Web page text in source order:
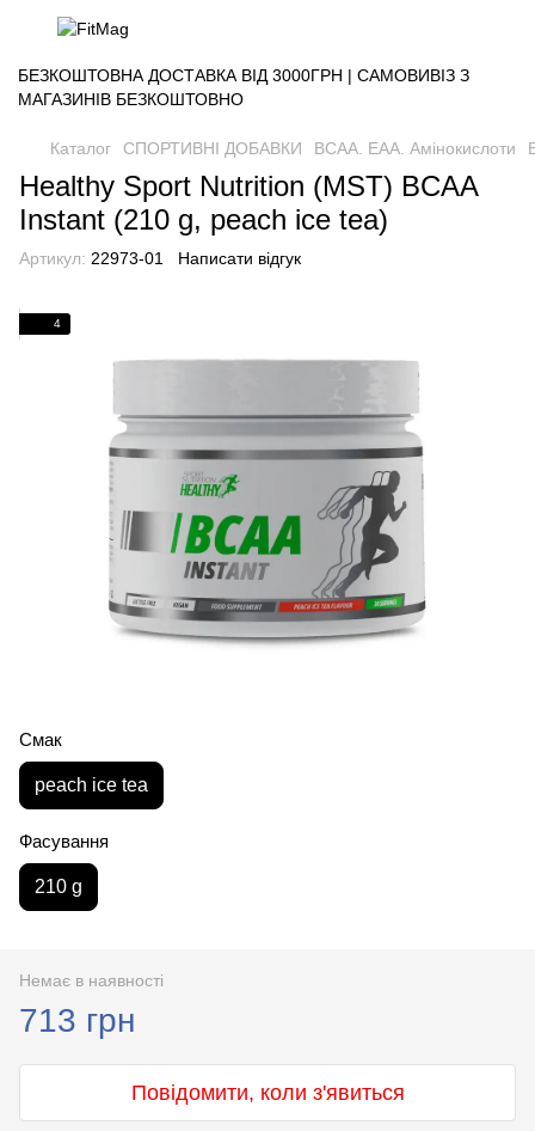
БЕЗКОШТОВНА ДОСТАВКА ВІД 3000ГРН | САМОВИВІЗ З
МАГАЗИНІВ БЕЗКОШТОВНО
Каталог СПОРТИВНІ ДОБАВКИ BCAA. EAA. Амінокислоти
Healthy Sport Nutrition (MST) BCAA
Instant (210 g, peach ice tea)
Артикул: 22973-01 Написати відгук
4
Смак
peach ice tea
Фасування
210 g
Немає в наявності
713 грн
Повідомити, коли з'явиться